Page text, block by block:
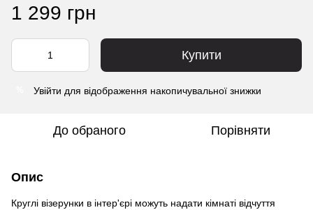
1 299 грн
Купити
Увійти для відображення накопичувальної знижки
До обраного Порівняти
Опис
Круглі візерунки в інтер'єрі можуть надати кімнаті відчуття